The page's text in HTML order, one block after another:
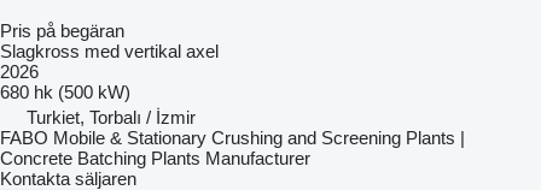
Pris på begäran
Slagkross med vertikal axel
2026
680 hk (500 kW)
Turkiet, Torbalı / İzmir
FABO Mobile & Stationary Crushing and Screening Plants |
Concrete Batching Plants Manufacturer
Kontakta säljaren